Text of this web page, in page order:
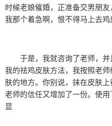
时候老娘催婚，正准备交男朋友
我那个着急啊，恨不得马上去鸡
于是，我就咨询了老师，
我的祛鸡皮肤方法，我按照老
肤的地方。你别说，抹在皮肤
老师的信任又增加了一份。使
显